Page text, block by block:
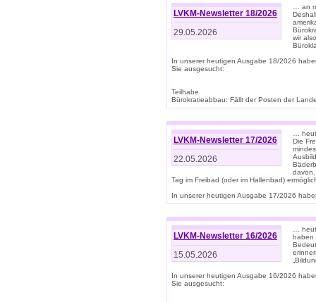
LVKM-Newsletter 18/2026
29.05.2026
… an
wir
In unserer heutigen Ausgabe 18/2026
Sie ausgesucht:
Teilhabe
Bürokratieabbau: Fällt der Posten der
LVKM-Newsletter 17/2026
22.05.2026
…
Die
davon.
Tag im Freibad (oder im Hallenbad)
In unserer heutigen Ausgabe 17/2026
LVKM-Newsletter 16/2026
15.05.2026
…
haben
In unserer heutigen Ausgabe 16/2026
Sie ausgesucht: